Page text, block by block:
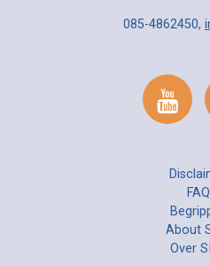
085-4862450,
FAQ
About
Over